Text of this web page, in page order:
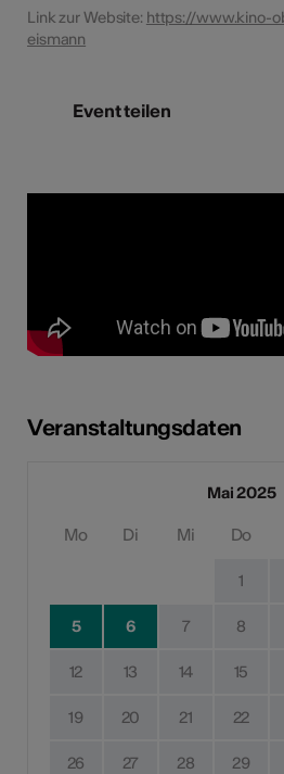
Link zur Website: https://www.kino-
eismann
Event teilen
Veranstaltungsdaten
Mai 2025
Mo Di Mi Do
1
5 6 7 8
12 13 14 15
19 20 21 22
26 27 28 29